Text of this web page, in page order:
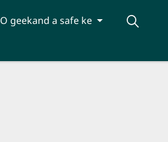
O geekand a safe ke